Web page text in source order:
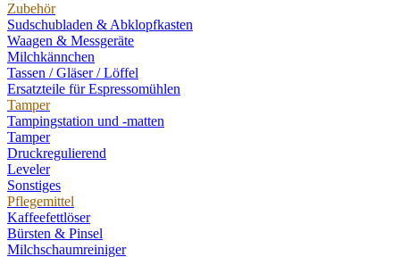
Zubehör
Sudschubladen & Abklopfkasten
Waagen & Messgeräte
Milchkännchen
Tassen / Gläser / Löffel
Ersatzteile für Espressomühlen
Tamper
Tampingstation und -matten
Tamper
Druckregulierend
Leveler
Sonstiges
Pflegemittel
Kaffeefettlöser
Bürsten & Pinsel
Milchschaumreiniger